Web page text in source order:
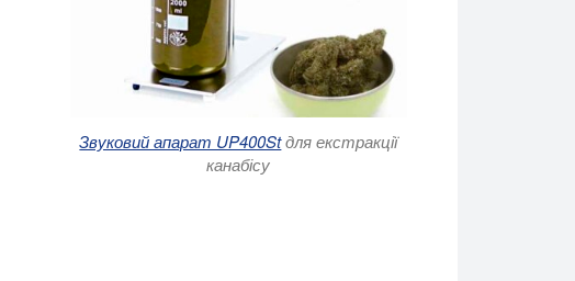
Звуковий апарат UP400Stдля екстракції
канабісу